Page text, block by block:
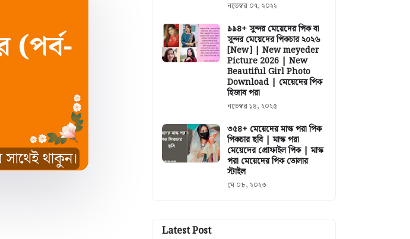
নভেম্বর ০৭, ২০২২
৯৯৪+ সুন্দর মেয়েদের পিক বা
সুন্দর মেয়েদের পিকচার ২০২৬
[New] | New meyeder
Picture 2026 | New
Beautiful Girl Photo
Download | মেয়েদের পিক
হিজাব পরা
নভেম্বর ১৪, ২০২৫
৩৫৪+ মেয়েদের মাস্ক পরা পিক
পিকচার ছবি | মাস্ক পরা
মেয়েদের প্রোফাইল পিক | মাস্ক
পরা মেয়েদের পিক তোলার
স্টাইল
মে ০৮, ২০২৩
Latest Post